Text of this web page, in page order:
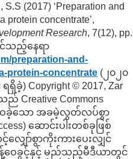
S.S (2017) ‘Preparation and
protein concentrate’,
Research, 7(12), pp.
င်သည့်နေရာ
preparation-and-
protein-concentrate (၂၀၂၀
) Copyright © 2017, Zar
ည် Creative Commons
ဝေခဲ့သော အခမဲ့လွတ်လပ်စွာ
ဆောင်းပါးတစ်ခုဖြစ်
ော်စွာကိုးကားပေးလျှင်
ဝေခွင့်နှင့် မည်သည့်မီဒီယာတွင်